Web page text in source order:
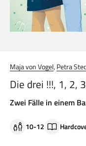
Maja von Vogel,Petra
Die drei !!!, 1, 2,
Zwei Fälle in einem
10-12